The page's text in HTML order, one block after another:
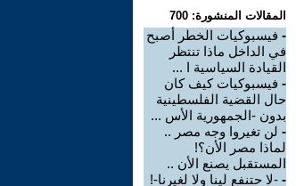
المقالات المنشورة: 700
- فيسبوكيات الخطر أصبح
في الداخل ماذا تنتظر
القيادة السياسية ا ...
- فيسبوكيات كيف كان
حال القضية الفلسطينية
بدون -الجمهورية الأس ...
- لن تغيروا وجه مصر ..
لماذا مصر الأن؟!
المستقبل يصنع الأن ..
- -لا حتنفع لينا ولا لغيرنا-!